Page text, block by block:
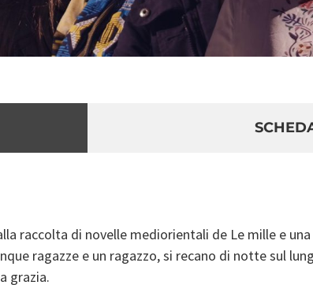
raccolta di novelle mediorientali de Le mille e
ragazze e un ragazzo, si recano di notte sul
grazia.